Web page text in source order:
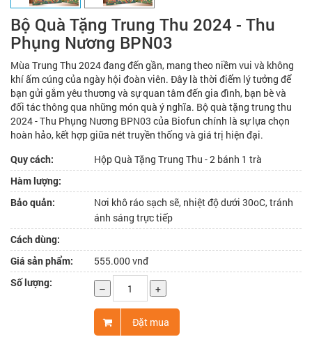
Bộ Quà Tặng Trung Thu 2024 - Thu
Phụng Nương BPN03
Mùa Trung Thu 2024 đang đến gần, mang theo niềm vui và không
khí ấm cúng của ngày hội đoàn viên. Đây là thời điểm lý tưởng để
bạn gửi gắm yêu thương và sự quan tâm đến gia đình, bạn bè và
đối tác thông qua những món quà ý nghĩa. Bộ quà tặng trung thu
2024 - Thu Phụng Nương BPN03 của Biofun chính là sự lựa chọn
hoàn hảo, kết hợp giữa nét truyền thống và giá trị hiện đại.
Quy cách:
Hộp Quà Tặng Trung Thu - 2 bánh 1 trà
Hàm lượng:
Bảo quản:
Nơi khô ráo sạch sẽ, nhiệt độ dưới 30oC, tránh
ánh sáng trực tiếp
Cách dùng:
Giá sản phẩm:
555.000 vnđ
Số lượng:
– +
Đặt mua